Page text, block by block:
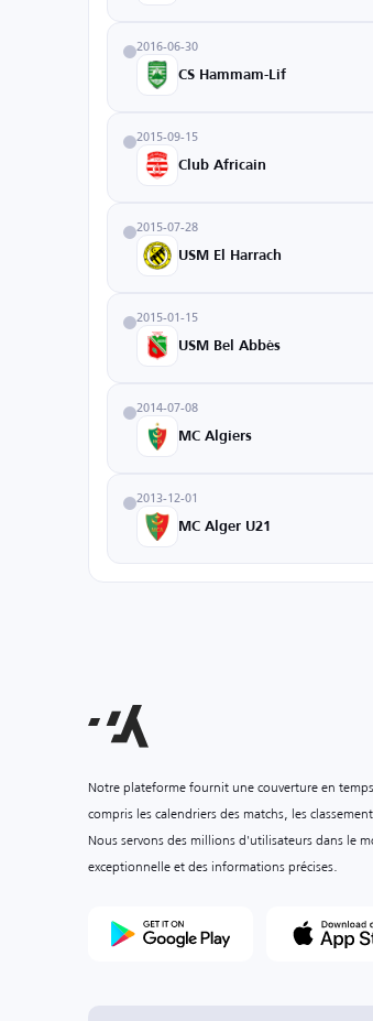
2016-06-30
CS Hammam-Lif
2015-09-15
Club Africain
2015-07-28
USM El Harrach
2015-01-15
USM Bel Abbès
2014-07-08
MC Algiers
2013-12-01
MC Alger U21
Notre plateforme fournit une couverture en
compris les calendriers des matchs, les
Nous servons des millions d'utilisateurs dans le
exceptionnelle et des informations précises.